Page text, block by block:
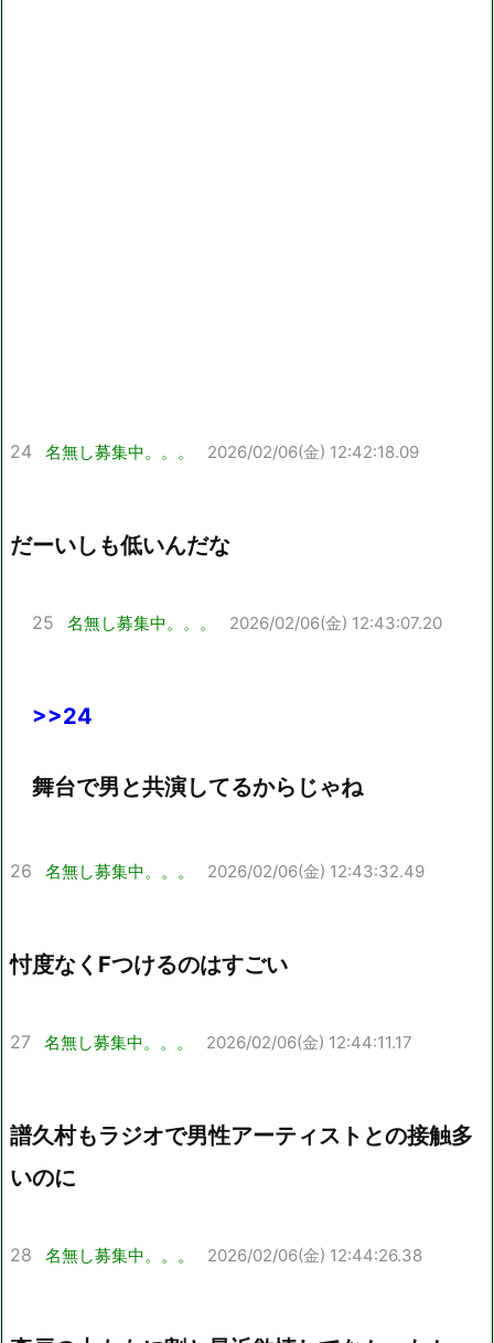
24 名無し募集中。。。 2026/02/06(金) 12:42:18.09
だーいしも低いんだな
25 名無し募集中。。。 2026/02/06(金) 12:43:07.20
>>24
舞台で男と共演してるからじゃね
26 名無し募集中。。。 2026/02/06(金) 12:43:32.49
忖度なくFつけるのはすごい
27 名無し募集中。。。 2026/02/06(金) 12:44:11.17
譜久村もラジオで男性アーティストとの接触多
いのに
28 名無し募集中。。。 2026/02/06(金) 12:44:26.38